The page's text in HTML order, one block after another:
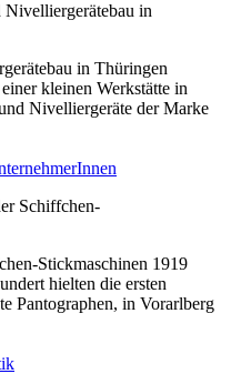
in Thüringen
kleinen Werkstätte in
Nivelliergeräte der Marke
Stickmaschinen 1919
hielten die ersten
Pantographen, in Vorarlberg